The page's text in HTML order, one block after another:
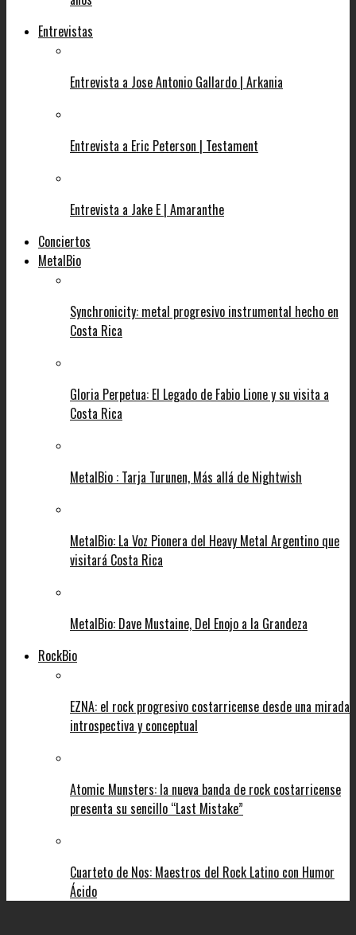
Entrevistas
Entrevista a Jose Antonio Gallardo | Arkania
Entrevista a Eric Peterson | Testament
Entrevista a Jake E | Amaranthe
Conciertos
MetalBio
Synchronicity: metal progresivo instrumental hecho en
Costa Rica
Gloria Perpetua: El Legado de Fabio Lione y su visita a
Costa Rica
MetalBio : Tarja Turunen, Más allá de Nightwish
MetalBio: La Voz Pionera del Heavy Metal Argentino que
visitará Costa Rica
MetalBio: Dave Mustaine, Del Enojo a la Grandeza
RockBio
EZNA: el rock progresivo costarricense desde una mirada
introspectiva y conceptual
Atomic Munsters: la nueva banda de rock costarricense
presenta su sencillo “Last Mistake”
Cuarteto de Nos: Maestros del Rock Latino con Humor
Ácido